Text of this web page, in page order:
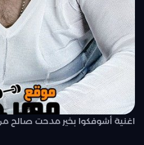
اغنية أشوفكوا بخير مدحت صالح